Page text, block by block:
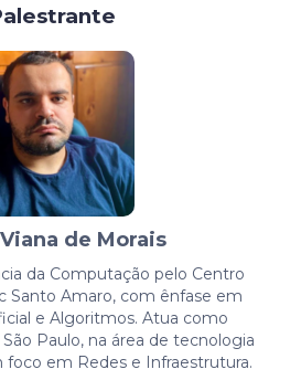
de Morais
da Computação pelo Centro
Santo Amaro, com ênfase em
e Algoritmos. Atua como
Paulo, na área de tecnologia
foco em Redes e Infraestrutura.